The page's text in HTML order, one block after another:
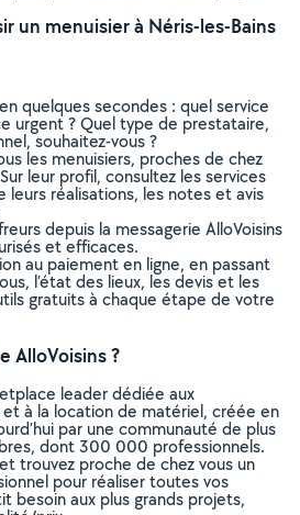
un menuisier à Néris-les-Bains
quelques secondes : quel service
urgent ? Quel type de prestataire,
souhaitez-vous ?
les menuisiers, proches de chez
leur profil, consultez les services
leurs réalisations, les notes et avis
depuis la messagerie AlloVoisins
et efficaces.
au paiement en ligne, en passant
l’état des lieux, les devis et les
gratuits à chaque étape de votre
AlloVoisins ?
leader dédiée aux
à la location de matériel, créée en
par une communauté de plus
dont 300 000 professionnels.
trouvez proche de chez vous un
pour réaliser toutes vos
besoin aux plus grands projets,